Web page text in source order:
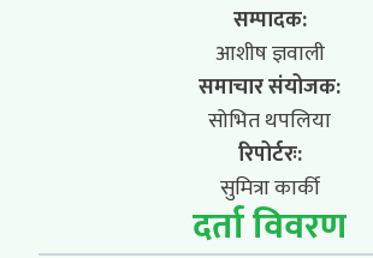
सम्पादक:
आशीष ज्ञवाली
समाचार संयोजक:
सोभित थपलिया
रिपोर्टरः:
सुमित्रा कार्की
दर्ता विवरण